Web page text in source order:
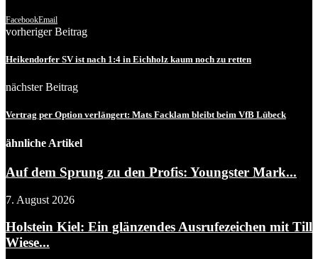
FacebookEmail
vorheriger Beitrag
Heikendorfer SV ist nach 1:4 in Eichholz kaum noch zu retten
nächster Beitrag
Vertrag per Option verlängert: Mats Facklam bleibt beim VfB Lübeck
ähnliche Artikel
Auf dem Sprung zu den Profis: Youngster Mark...
7. August 2026
Holstein Kiel: Ein glänzendes Ausrufezeichen mit Till
Wiese...